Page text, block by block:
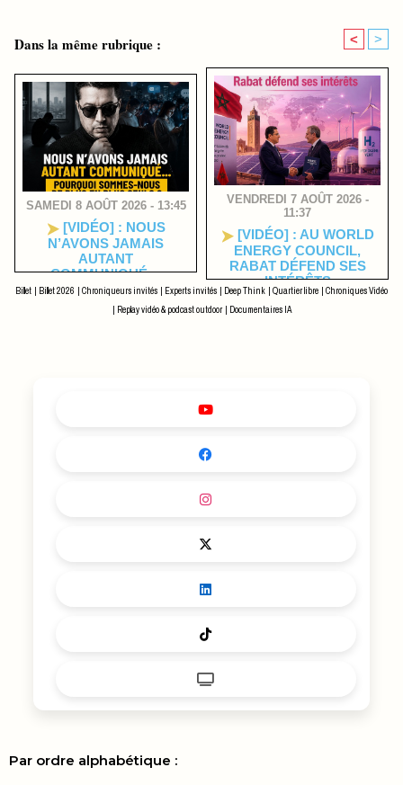
Dans la même rubrique : < >
SAMEDI 8 AOÛT 2026 - 13:45
[VIDÉO] : NOUS
N’AVONS JAMAIS
AUTANT
COMMUNIQUÉ…
POURQUOI SOMMES-
NOUS DE PLUS EN PLUS
SEULS ?
VENDREDI 7 AOÛT 2026 -
11:37
[VIDÉO] : AU WORLD
ENERGY COUNCIL,
RABAT DÉFEND SES
INTÉRÊTS
Billet | Billet 2026 | Chroniqueurs invités | Experts invités | Deep Think | Quartier libre | Chroniques Vidéo
| Replay vidéo & podcast outdoor | Documentaires IA
Par ordre alphabétique :